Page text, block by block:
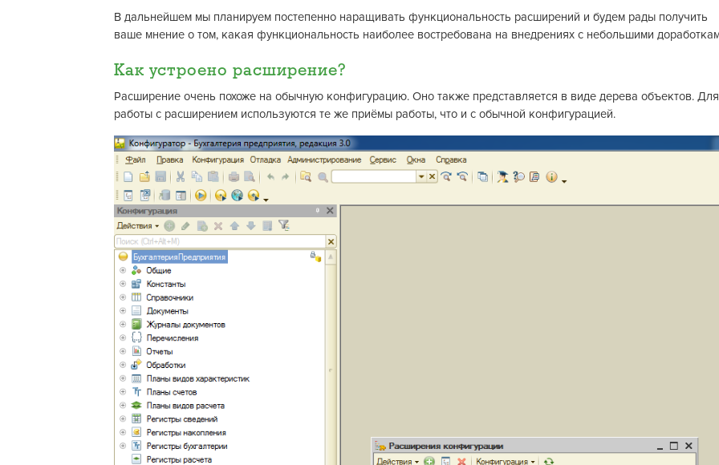
В дальнейшем мы планируем постепенно наращивать функциональность расширений и будем рады получить
ваше мнение о том, какая функциональность наиболее востребована на внедрениях с небольшими
Как устроено расширение?
Расширение очень похоже на обычную конфигурацию. Оно также представляется в виде дерева объектов. Для
работы с расширением используются те же приёмы работы, что и с обычной конфигурацией.